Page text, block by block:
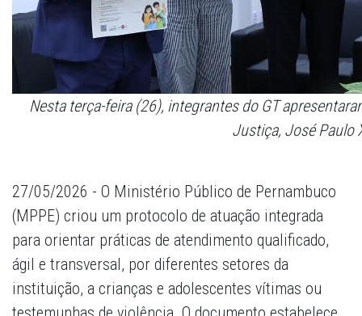
Nesta terça-feira (26), integrantes do GT
Justiça, José Paulo
27/05/2026 - O Ministério Público de Pernambuco
(MPPE) criou um protocolo de atuação integrada
para orientar práticas de atendimento qualificado,
ágil e transversal, por diferentes setores da
instituição, a crianças e adolescentes vítimas ou